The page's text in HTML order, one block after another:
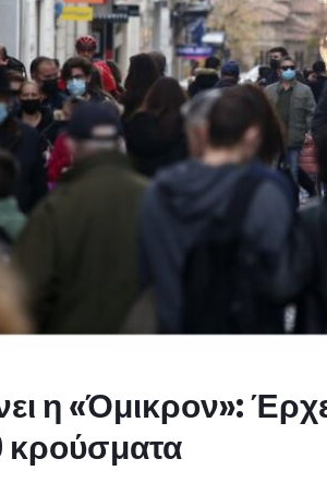
η «Όμικρον»:
κρούσματα